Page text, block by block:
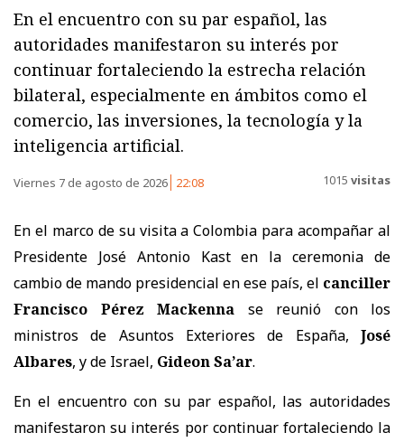
En el encuentro con su par español, las
autoridades manifestaron su interés por
continuar fortaleciendo la estrecha relación
bilateral, especialmente en ámbitos como el
comercio, las inversiones, la tecnología y la
inteligencia artificial.
Viernes 7 de agosto de 2026 22:08 1015 visitas
En el marco de su visita a Colombia para acompañar al
Presidente José Antonio Kast en la ceremonia de
cambio de mando presidencial en ese país, el canciller
Francisco Pérez Mackenna se reunió con los
ministros de Asuntos Exteriores de España, José
Albares, y de Israel, Gideon Sa’ar.
En el encuentro con su par español, las autoridades
manifestaron su interés por continuar fortaleciendo la